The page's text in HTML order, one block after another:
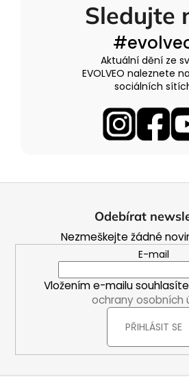
Sledujte
Aktuální dění ze
EVOLVEO naleznete
sociálních
Odebírat
Nezmeškejte žádné
E-mail
Vložením e-mailu
ochrany osobních
PŘIHLÁSIT SE